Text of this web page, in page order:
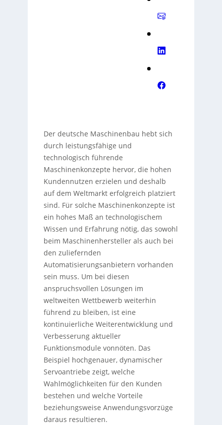
Der deutsche Maschinenbau hebt sich
durch leistungsfähige und
technologisch führende
Maschinenkonzepte hervor, die hohen
Kundennutzen erzielen und deshalb
auf dem Weltmarkt erfolgreich platziert
sind. Für solche Maschinenkonzepte ist
ein hohes Maß an technologischem
Wissen und Erfahrung nötig, das sowohl
beim Maschinenhersteller als auch bei
den zuliefernden
Automatisierungsanbietern vorhanden
sein muss. Um bei diesen
anspruchsvollen Lösungen im
weltweiten Wettbewerb weiterhin
führend zu bleiben, ist eine
kontinuierliche Weiterentwicklung und
Verbesserung aktueller
Funktionsmodule vonnöten. Das
Beispiel hochgenauer, dynamischer
Servoantriebe zeigt, welche
Wahlmöglichkeiten für den Kunden
bestehen und welche Vorteile
beziehungsweise Anwendungsvorzüge
daraus resultieren.